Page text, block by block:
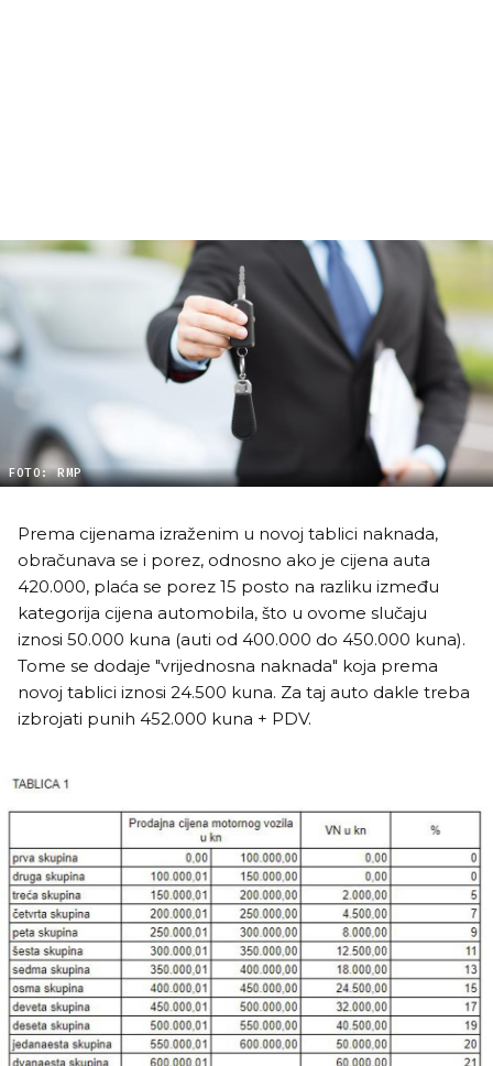
FOTO: RMP
Prema cijenama izraženim u novoj tablici naknada,
obračunava se i porez, odnosno ako je cijena auta
420.000, plaća se porez 15 posto na razliku između
kategorija cijena automobila, što u ovome slučaju
iznosi 50.000 kuna (auti od 400.000 do 450.000 kuna).
Tome se dodaje "vrijednosna naknada" koja prema
novoj tablici iznosi 24.500 kuna. Za taj auto dakle treba
izbrojati punih 452.000 kuna + PDV.